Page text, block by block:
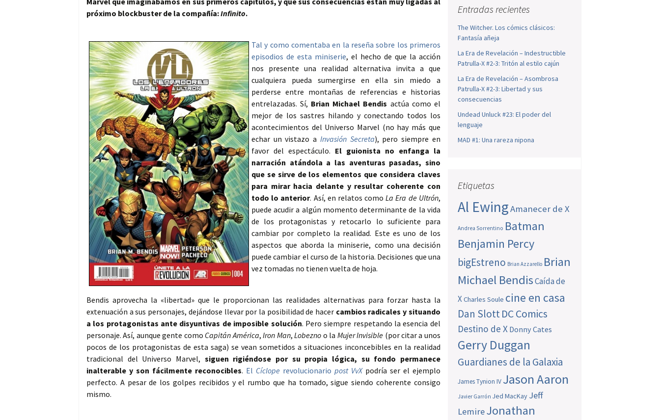
próximo blockbuster de la compañía:Infinito.
Tal y como comentaba en la reseña sobre los primeros
episodios de esta miniserie, el hecho de que la acción
nos presente una realidad alternativa invita a que
cualquiera pueda sumergirse en ella sin miedo a
perderse entre montañas de referencias e historias
entrelazadas. Sí, Brian Michael Bendis actúa como el
mejor de los sastres hilando y conectando todos los
acontecimientos del Universo Marvel (no hay más que
echar un vistazo a Invasión Secreta), pero siempre en
favor del espectáculo. El guionista no enfanga la
narración atándola a las aventuras pasadas, sino
que se sirve de los elementos que considera claves
para mirar hacia delante y resultar coherente con
todo lo anterior. Así, en relatos comoLa Era de Ultrón,
puede acudir a algún momento determinante de la vida
de los protagonistas y retocarlo lo suficiente para
cambiar por completo la realidad. Este es uno de los
aspectos que aborda la miniserie, como una decisión
puede cambiar el curso de la historia. Decisiones que una
vez tomadas no tienen vuelta de hoja.
Bendis aprovecha la «libertad» que le proporcionan las realidades alternativas para forzar hasta la
extenuación a sus personajes, dejándose llevar por la posibilidad de hacer cambios radicales y situando
a los protagonistas ante disyuntivas de imposible solución. Pero siempre respetando la esencia del
personaje. Así, aunque gente como Capitán América,Iron Man,Lobezno o la Mujer Invisible (por citar a unos
pocos de los protagonistas de esta saga) se vean sometidos a situaciones inconcebibles en la realidad
tradicional del Universo Marvel, siguen rigiéndose por su propia lógica, su fondo permanece
inalterable y son fácilmente reconocibles. El Cíclope revolucionario post VvXpodría ser el ejemplo
perfecto. A pesar de los golpes recibidos y el rumbo que ha tomado, sigue siendo coherente consigo
mismo.
Entradas recientes
The Witcher. Los cómics clásicos:
Fantasía añeja
La Era de Revelación – Indestructible
Patrulla-X #2-3: Tritón al estilo cajún
La Era de Revelación – Asombrosa
Patrulla-X #2-3: Libertad y sus
consecuencias
Undead Unluck #23: El poder del
lenguaje
MAD #1: Una rareza nipona
Etiquetas
Al EwingAmanecer de X
Andrea Sorrentino Batman
Benjamin Percy
bigEstreno Brian Azzarello Brian
Michael BendisCaída de
XCharles Soule cine en casa
Dan SlottDC Comics
Destino de X Donny Cates
Gerry Duggan
Guardianes de la Galaxia
James Tynion IV Jason Aaron
Javier Garrón Jed MacKay Jeff
LemireJonathan